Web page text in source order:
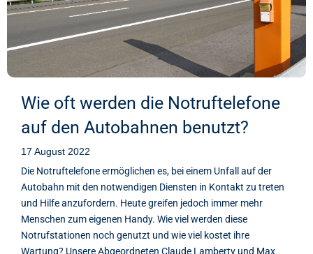
Wie oft werden die Notruftelefone
auf den Autobahnen benutzt?
17 August 2022
Die Notruftelefone ermöglichen es, bei einem Unfall auf der
Autobahn mit den notwendigen Diensten in Kontakt zu treten
und Hilfe anzufordern. Heute greifen jedoch immer mehr
Menschen zum eigenen Handy. Wie viel werden diese
Notrufstationen noch genutzt und wie viel kostet ihre
Wartung? Unsere Abgeordneten Claude Lamberty und Max